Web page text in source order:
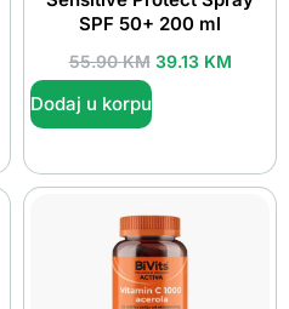
SPF 50+ 200 ml
55.90KM 39.13 KM
Dodaj u korpu